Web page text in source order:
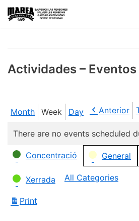
Skip
Actividades – Eventos
Month Week Day Anterior
There are no events scheduled
Categories
Concentració General
Xerrada All Categories
Print